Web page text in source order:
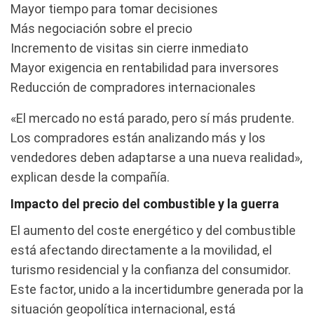
Mayor tiempo para tomar decisiones
Más negociación sobre el precio
Incremento de visitas sin cierre inmediato
Mayor exigencia en rentabilidad para inversores
Reducción de compradores internacionales
«El mercado no está parado, pero sí más prudente.
Los compradores están analizando más y los
vendedores deben adaptarse a una nueva realidad»,
explican desde la compañía.
Impacto del precio del combustible y la guerra
El aumento del coste energético y del combustible
está afectando directamente a la movilidad, el
turismo residencial y la confianza del consumidor.
Este factor, unido a la incertidumbre generada por la
situación geopolítica internacional, está